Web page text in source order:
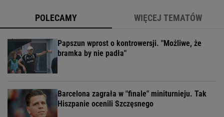
POLECAMY WIĘCEJ TEMATÓW
Papszun wprost o kontrowersji. "Możliwe, że
bramka by nie padła"
Barcelona zagrała w "finale" miniturnieju. Tak
Hiszpanie ocenili Szczęsnego